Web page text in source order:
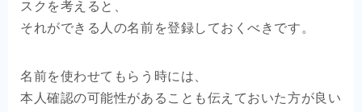
スクを考えると、
それができる人の名前を登録しておくべきです。
名前を使わせてもらう時には、
本人確認の可能性があることも伝えておいた方が良い